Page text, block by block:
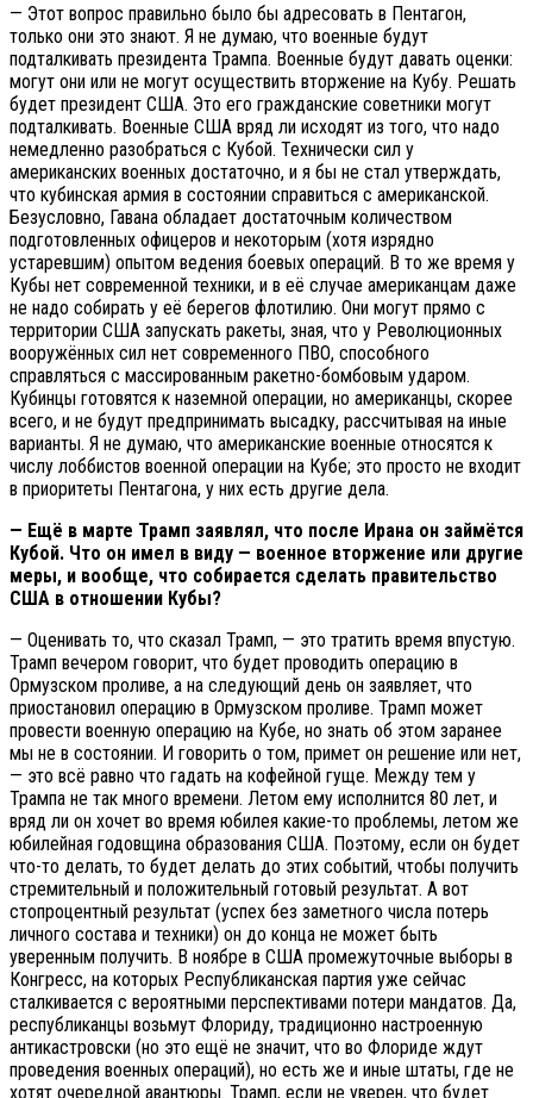
— Этот вопрос правильно было бы адресовать в Пентагон,
только они это знают. Я не думаю, что военные будут
подталкивать президента Трампа. Военные будут давать оценки:
могут они или не могут осуществить вторжение на Кубу. Решать
будет президент США. Это его гражданские советники могут
подталкивать. Военные США вряд ли исходят из того, что надо
немедленно разобраться с Кубой. Технически сил у
американских военных достаточно, и я бы не стал утверждать,
что кубинская армия в состоянии справиться с американской.
Безусловно, Гавана обладает достаточным количеством
подготовленных офицеров и некоторым (хотя изрядно
устаревшим) опытом ведения боевых операций. В то же время у
Кубы нет современной техники, и в её случае американцам даже
не надо собирать у её берегов флотилию. Они могут прямо с
территории США запускать ракеты, зная, что у Революционных
вооружённых сил нет современного ПВО, способного
справляться с массированным ракетно-бомбовым ударом.
Кубинцы готовятся к наземной операции, но американцы, скорее
всего, и не будут предпринимать высадку, рассчитывая на иные
варианты. Я не думаю, что американские военные относятся к
числу лоббистов военной операции на Кубе; это просто не входит
в приоритеты Пентагона, у них есть другие дела.
— Ещё в марте Трамп заявлял, что после Ирана он займётся
Кубой. Что он имел в виду — военное вторжение или другие
меры, и вообще, что собирается сделать правительство
США в отношении Кубы?
— Оценивать то, что сказал Трамп, — это тратить время впустую.
Трамп вечером говорит, что будет проводить операцию в
Ормузском проливе, а на следующий день он заявляет, что
приостановил операцию в Ормузском проливе. Трамп может
провести военную операцию на Кубе, но знать об этом заранее
мы не в состоянии. И говорить о том, примет он решение или нет,
— это всё равно что гадать на кофейной гуще. Между тем у
Трампа не так много времени. Летом ему исполнится 80 лет, и
вряд ли он хочет во время юбилея какие-то проблемы, летом же
юбилейная годовщина образования США. Поэтому, если он будет
что-то делать, то будет делать до этих событий, чтобы получить
стремительный и положительный готовый результат. А вот
стопроцентный результат (успех без заметного числа потерь
личного состава и техники) он до конца не может быть
уверенным получить. В ноябре в США промежуточные выборы в
Конгресс, на которых Республиканская партия уже сейчас
сталкивается с вероятными перспективами потери мандатов. Да,
республиканцы возьмут Флориду, традиционно настроенную
антикастровски (но это ещё не значит, что во Флориде ждут
проведения военных операций), но есть же и иные штаты, где не
хотят очередной авантюры. Трамп, если не уверен, что будет